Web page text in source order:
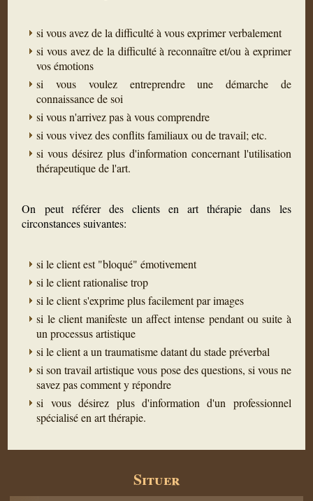
si vous avez de la difficulté à vous exprimer verbalement
si vous avez de la difficulté à reconnaître et/ou à exprimer
vos émotions
si vous voulez entreprendre une démarche de
connaissance de soi
si vous n'arrivez pas à vous comprendre
si vous vivez des conflits familiaux ou de travail; etc.
si vous désirez plus d'information concernant l'utilisation
thérapeutique de l'art.
On peut référer des clients en art thérapie dans les
circonstances suivantes:
si le client est "bloqué" émotivement
si le client rationalise trop
si le client s'exprime plus facilement par images
si le client manifeste un affect intense pendant ou suite à
un processus artistique
si le client a un traumatisme datant du stade préverbal
si son travail artistique vous pose des questions, si vous ne
savez pas comment y répondre
si vous désirez plus d'information d'un professionnel
spécialisé en art thérapie.
Situer